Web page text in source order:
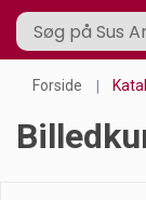
Forside